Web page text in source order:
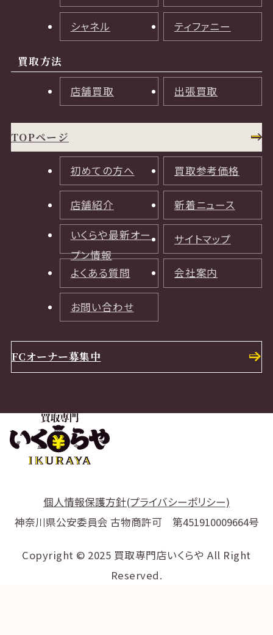
シャネル ティファニー
買取方法
店舗買取 出張買取
TOPページ
初めての方へ 買取参考価格
店舗紹介 新着ニュース
いくらや最新オー
プン情報
サイトマップ
よくある質問 会社案内
お問い合わせ
FCオーナー募集中
個人情報保護方針(プライバシーポリシー)
神奈川県公安委員会 古物商許可 第451910009664号
Copyright © 2025 買取専門店いくらや All Right
Reserved.